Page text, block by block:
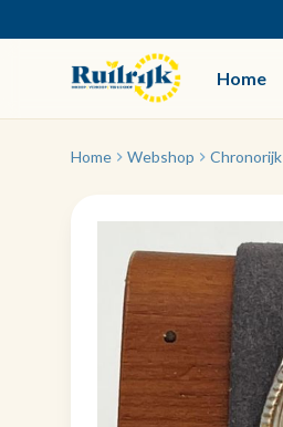
Home
Home Webshop Chronorijk